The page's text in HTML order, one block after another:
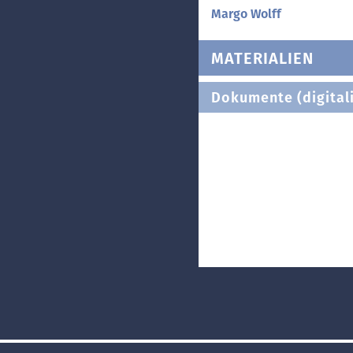
Margo Wolff
MATERIALIEN
Dokumente